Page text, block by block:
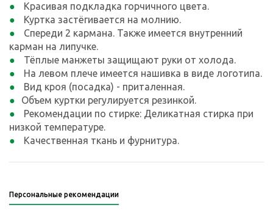
Красивая подкладка горчичного цвета.
Куртка застёгивается на молнию.
Спереди 2 кармана. Также имеется внутренний
карман на липучке.
Тёплые манжеты защищают руки от холода.
На левом плече имеется нашивка в виде логотипа.
Вид кроя (посадка) - приталенная.
Объем куртки регулируется резинкой.
Рекомендации по стирке: Деликатная стирка при
низкой температуре.
Качественная ткань и фурнитура.
Персональные рекомендации